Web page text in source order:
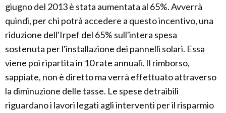
giugno del 2013 è stata aumentata al 65%. Avverrà
quindi, per chi potrà accedere a questo incentivo, una
riduzione dell'Irpef del 65% sull'intera spesa
sostenuta per l'installazione dei pannelli solari. Essa
viene poi ripartita in 10 rate annuali. Il rimborso,
sappiate, non è diretto ma verrà effettuato attraverso
la diminuzione delle tasse. Le spese detraibili
riguardano i lavori legati agli interventi per il risparmio